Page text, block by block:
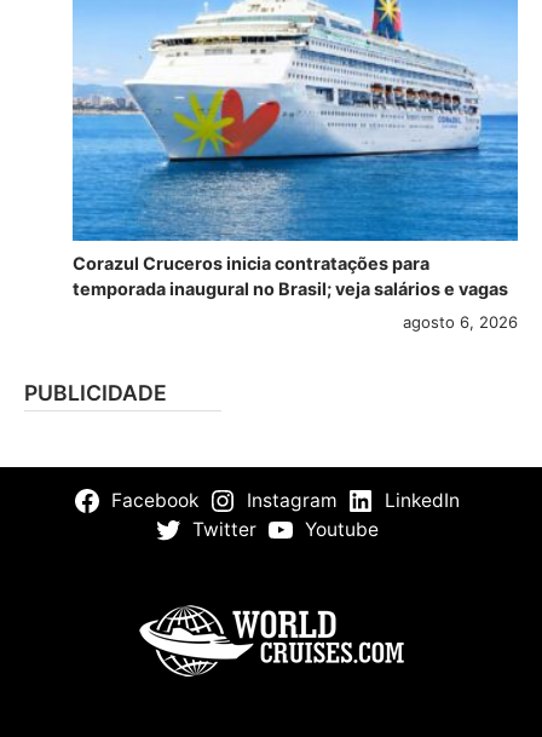
Corazul Cruceros inicia contratações para
temporada inaugural no Brasil; veja salários e vagas
agosto 6, 2026
PUBLICIDADE
Facebook Instagram
LinkedIn
Twitter
Youtube